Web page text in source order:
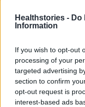
Healthstories - Do
Information
If you wish to opt-out
processing of your
targeted advertising
section to confirm
opt-out request is
interest-based ads
Διαβάστε επίσης
Ά. Γεωργιάδης-
στέλνει τον
Κ. Πιερρακάκη
Όγκοι